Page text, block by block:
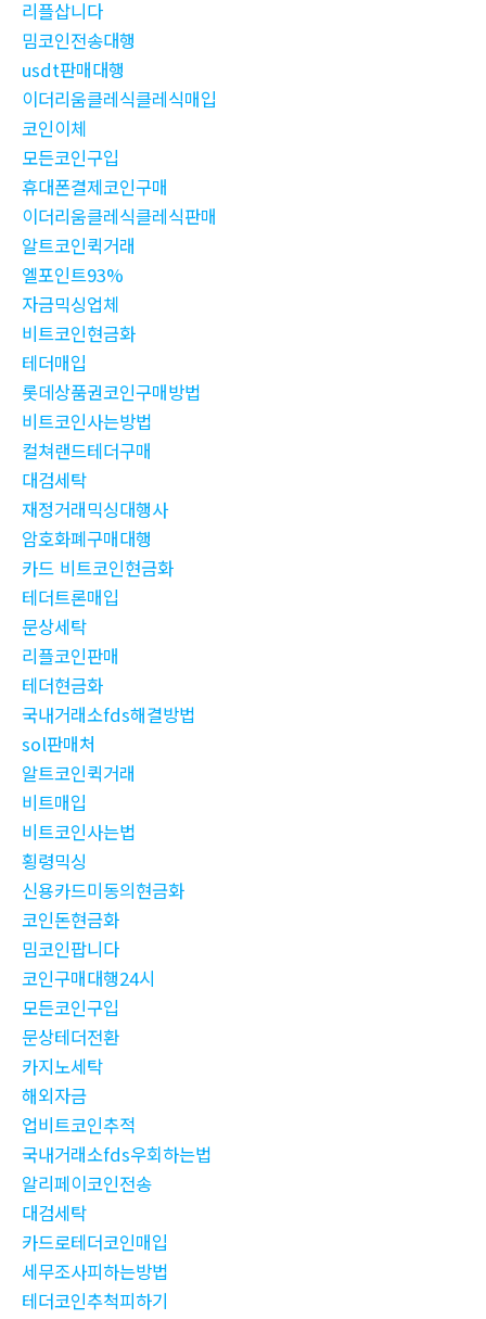
리플삽니다
밈코인전송대행
usdt판매대행
이더리움클레식클레식매입
코인이체
모든코인구입
휴대폰결제코인구매
이더리움클레식클레식판매
알트코인퀵거래
엘포인트93%
자금믹싱업체
비트코인현금화
테더매입
롯데상품권코인구매방법
비트코인사는방법
컬쳐랜드테더구매
대검세탁
재정거래믹싱대행사
암호화폐구매대행
카드 비트코인현금화
테더트론매입
문상세탁
리플코인판매
테더현금화
국내거래소fds해결방법
sol판매처
알트코인퀵거래
비트매입
비트코인사는법
횡령믹싱
신용카드미동의현금화
코인돈현금화
밈코인팝니다
코인구매대행24시
모든코인구입
문상테더전환
카지노세탁
해외자금
업비트코인추적
국내거래소fds우회하는법
알리페이코인전송
대검세탁
카드로테더코인매입
세무조사피하는방법
테더코인추척피하기